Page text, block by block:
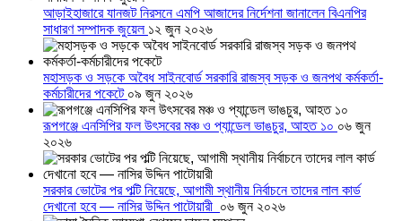
আড়াইহাজারে যানজট নিরসনে এমপি আজাদের নির্দেশনা জানালেন বিএনপির
সাধারণ সম্পাদক জুয়েল ১২ জুন ২০২৬
মহাসড়ক ও সড়কে অবৈধ সাইনবোর্ড সরকারি রাজস্ব সড়ক ও জনপথ কর্মকর্তা-
কর্মচারীদের পকেটে ০৯ জুন ২০২৬
রূপগঞ্জে এনসিপির ফল উৎসবের মঞ্চ ও প্যান্ডেল ভাঙচুর, আহত ১০ ০৬ জুন
২০২৬
সরকার ভোটের পর পল্টি নিয়েছে, আগামী স্থানীয় নির্বাচনে তাদের লাল কার্ড
দেখানো হবে — নাসির উদ্দিন পাটোয়ারী ০৬ জুন ২০২৬